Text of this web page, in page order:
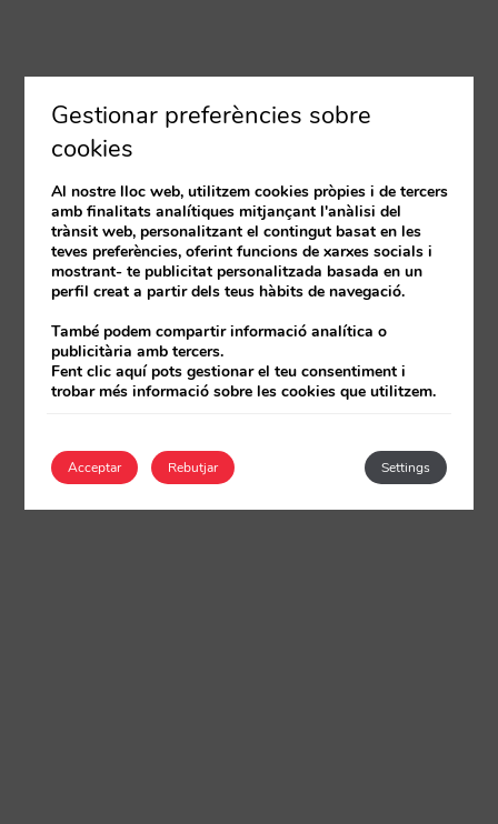
Gestionar preferències sobre
cookies
Al nostre lloc web, utilitzem cookies pròpies i de tercers
amb finalitats analítiques mitjançant l'anàlisi del
trànsit web, personalitzant el contingut basat en les
teves preferències, oferint funcions de xarxes socials i
mostrant- te publicitat personalitzada basada en un
perfil creat a partir dels teus hàbits de navegació.
També podem compartir informació analítica o
publicitària amb tercers.
Fent clic aquí pots gestionar el teu consentiment i
trobar més informació sobre les cookies que utilitzem.
Acceptar Settings
Rebutjar